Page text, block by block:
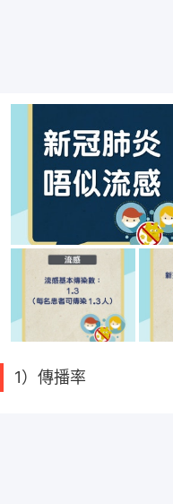
1）傳播率